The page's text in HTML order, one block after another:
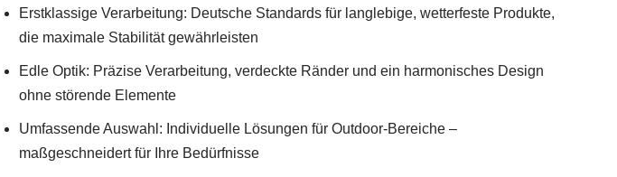
Erstklassige Verarbeitung: Deutsche Standards für langlebige, wetterfeste Produkte,
die maximale Stabilität gewährleisten
Edle Optik: Präzise Verarbeitung, verdeckte Ränder und ein harmonisches Design
ohne störende Elemente
Umfassende Auswahl: Individuelle Lösungen für Outdoor-Bereiche –
maßgeschneidert für Ihre Bedürfnisse